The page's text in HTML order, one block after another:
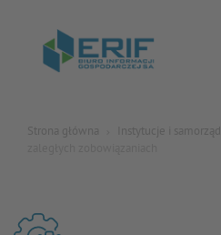
Strona główna Instytucje i samorządy